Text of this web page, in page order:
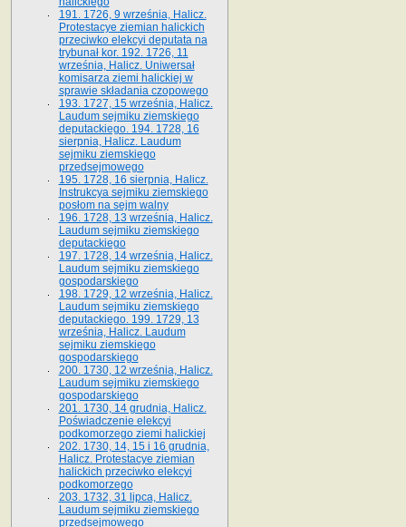
191. 1726, 9 września, Halicz.
Protestacye ziemian halickich
przeciwko elekcyi deputata na
trybunał kor. 192. 1726, 11
września, Halicz. Uniwersał
komisarza ziemi halickiej w
sprawie składania czopowego
193. 1727, 15 września, Halicz.
Laudum sejmiku ziemskiego
deputackiego. 194. 1728, 16
sierpnia, Halicz. Laudum
sejmiku ziemskiego
przedsejmowego
195. 1728, 16 sierpnia, Halicz.
Instrukcya sejmiku ziemskiego
posłom na sejm walny
196. 1728, 13 września, Halicz.
Laudum sejmiku ziemskiego
deputackiego
197. 1728, 14 września, Halicz.
Laudum sejmiku ziemskiego
gospodarskiego
198. 1729, 12 września, Halicz.
Laudum sejmiku ziemskiego
deputackiego. 199. 1729, 13
września, Halicz. Laudum
sejmiku ziemskiego
gospodarskiego
200. 1730, 12 września, Halicz.
Laudum sejmiku ziemskiego
gospodarskiego
201. 1730, 14 grudnia, Halicz.
Poświadczenie elekcyi
podkomorzego ziemi halickiej
202. 1730, 14, 15 i 16 grudnia,
Halicz. Protestacye ziemian
halickich przeciwko elekcyi
podkomorzego
203. 1732, 31 lipca, Halicz.
Laudum sejmiku ziemskiego
przedsejmowego